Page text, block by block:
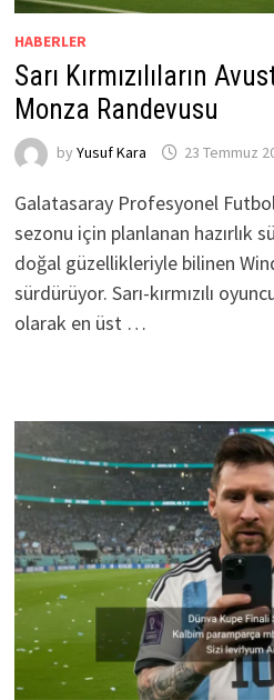
HABERLER
Sarı Kırmızılıların
Monza Randevusu
by Yusuf Kara 23 Temmuz
Galatasaray Profesyonel
sezonu için planlanan hazırlık
doğal güzellikleriyle bilinen
sürdürüyor. Sarı-kırmızılı
olarak en üst …